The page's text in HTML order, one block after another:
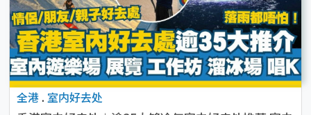
全港 . 室内好去处